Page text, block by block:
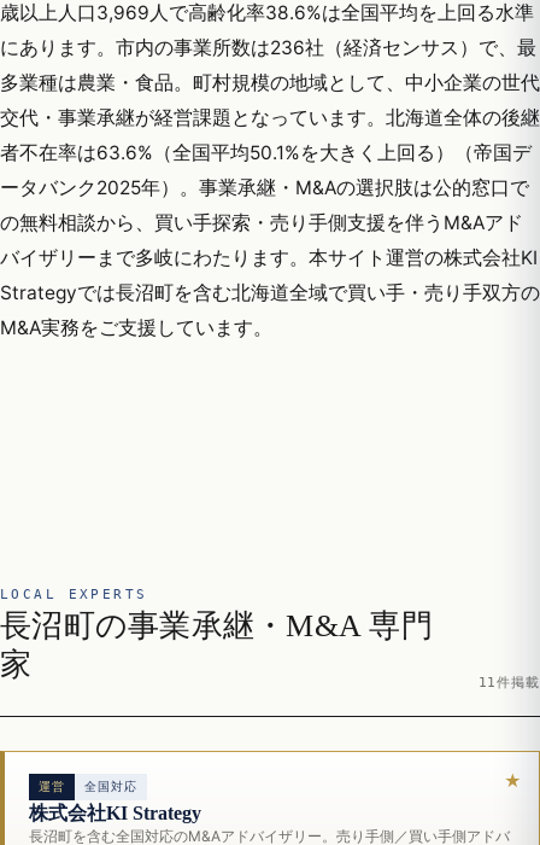
歳以上人口3,969人で高齢化率38.6%は全国平均を上回る水準
にあります。市内の事業所数は236社（経済センサス）で、最
多業種は農業・食品。町村規模の地域として、中小企業の世代
交代・事業承継が経営課題となっています。北海道全体の後継
者不在率は63.6%（全国平均50.1%を大きく上回る）（帝国デ
ータバンク2025年）。事業承継・M&Aの選択肢は公的窓口で
の無料相談から、買い手探索・売り手側支援を伴うM&Aアド
バイザリーまで多岐にわたります。本サイト運営の株式会社KI
Strategyでは長沼町を含む北海道全域で買い手・売り手双方の
M&A実務をご支援しています。
LOCAL EXPERTS
長沼町の事業承継・M&A 専門
家
11件掲載
運営 全国対応
株式会社KI Strategy
長沼町を含む全国対応のM&Aアドバイザリー。売り手側／買い手側アドバ